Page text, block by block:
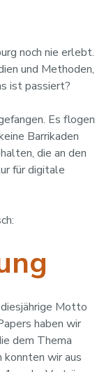
noch nie erlebt.
und Methoden,
ist passiert?
Es flogen
Barrikaden
die an den
für digitale
Motto
haben wir
dem Thema
konnten wir aus